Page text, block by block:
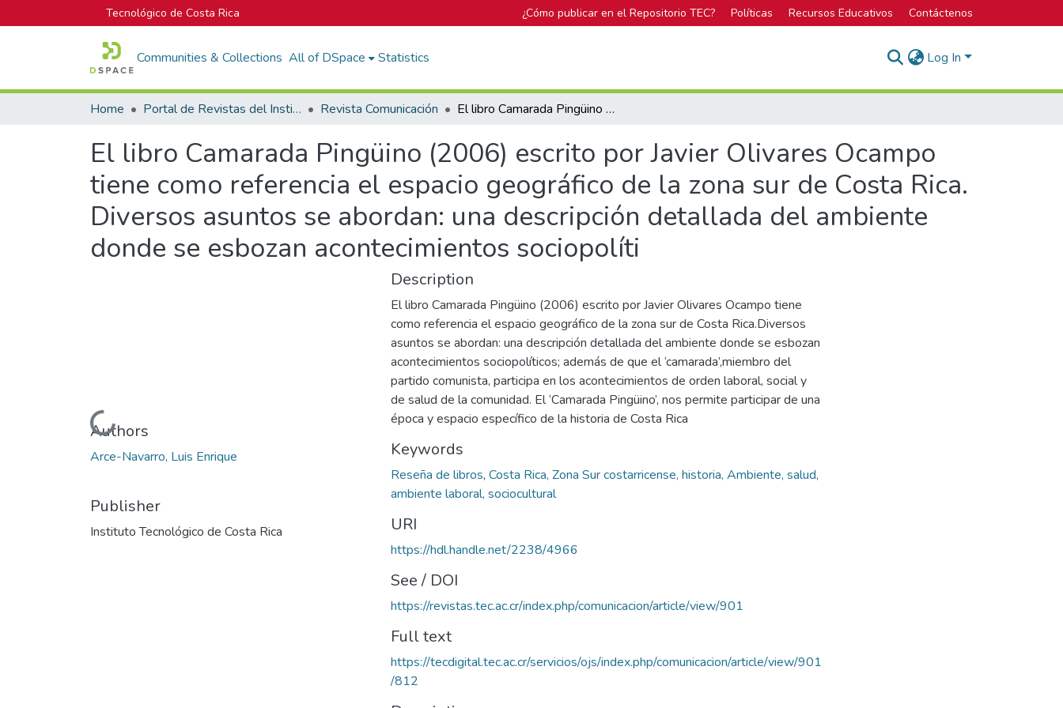
Tecnológico de Costa Rica ¿Cómo publicar en el Repositorio TEC? Políticas Recursos Educativos Contáctenos
Communities & Collections All of DSpace Statistics Log In
Home Portal de Revistas del Instituto Tecnológico de Costa Rica Revista Comunicación El libro Camarada Pingüino (2006) escrito por Javier Olivares Ocampo tiene como referencia el espacio geográfico de la zona sur de Costa Rica. Diversos asuntos se abordan: una descripción detallada del ambiente donde se esbozan acontecimientos sociopolíti
El libro Camarada Pingüino (2006) escrito por Javier Olivares Ocampo
tiene como referencia el espacio geográfico de la zona sur de Costa Rica.
Diversos asuntos se abordan: una descripción detallada del ambiente
donde se esbozan acontecimientos sociopolíti
Loading...
Authors
Arce-Navarro, Luis Enrique
Publisher
Instituto Tecnológico de Costa Rica
Description
El libro Camarada Pingüino (2006) escrito por Javier Olivares Ocampo tiene
como referencia el espacio geográfico de la zona sur de Costa Rica.Diversos
asuntos se abordan: una descripción detallada del ambiente donde se esbozan
acontecimientos sociopolíticos; además de que el ‘camarada’,miembro del
partido comunista, participa en los acontecimientos de orden laboral, social y
de salud de la comunidad. El ‘Camarada Pingüino’, nos permite participar de una
época y espacio específico de la historia de Costa Rica
Keywords
Reseña de libros, Costa Rica, Zona Sur costarricense, historia, Ambiente, salud,
ambiente laboral, sociocultural
URI
https://hdl.handle.net/2238/4966
See / DOI
https://revistas.tec.ac.cr/index.php/comunicacion/article/view/901
Full text
https://tecdigital.tec.ac.cr/servicios/ojs/index.php/comunicacion/article/view/901
/812